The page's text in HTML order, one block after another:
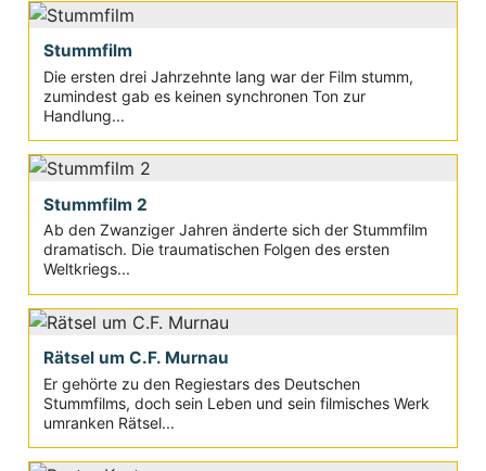
Stummfilm
Die ersten drei Jahrzehnte lang war der Film stumm,
zumindest gab es keinen synchronen Ton zur
Handlung...
Stummfilm 2
Ab den Zwanziger Jahren änderte sich der Stummfilm
dramatisch. Die traumatischen Folgen des ersten
Weltkriegs...
Rätsel um C.F. Murnau
Er gehörte zu den Regiestars des Deutschen
Stummfilms, doch sein Leben und sein filmisches Werk
umranken Rätsel...